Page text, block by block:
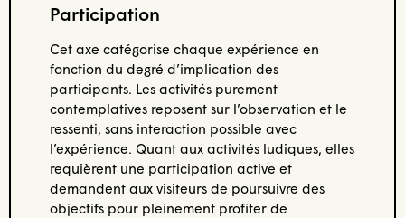
Participation
Cet axe catégorise chaque expérience en
fonction du degré d’implication des
participants. Les activités purement
contemplatives reposent sur l’observation et le
ressenti, sans interaction possible avec
l’expérience. Quant aux activités ludiques, elles
requièrent une participation active et
demandent aux visiteurs de poursuivre des
objectifs pour pleinement profiter de